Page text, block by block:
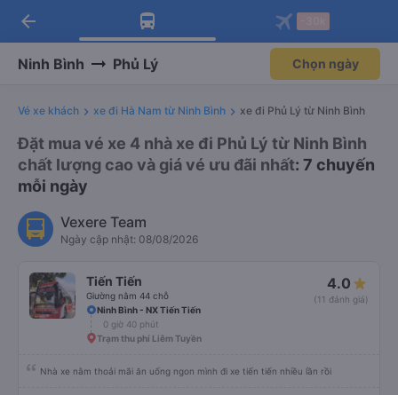
Tải app Vexere ngay!
Nhận ưu đãi thành viên độc
Mở app
Tải app Vexere
-30k/ghế khi đặt vé máy bay qua
Mở app
arrow_back
Ninh Bình Phủ Lý Chọn ngày
Vé xe khách xe đi Hà Nam từ Ninh Bình xe đi Phủ Lý từ Ninh Bình
Đặt mua vé xe 4 nhà xe đi Phủ Lý từ Ninh Bình
chất lượng cao và giá vé ưu đãi nhất: 7 chuyến
mỗi ngày
Vexere Team
Ngày cập nhật: 08/08/2026
Tiến Tiến
Giường nằm 44 chỗ
4.0
(11 đánh giá)
Ninh Bình - NX Tiến Tiến
0 giờ 40 phút
Trạm thu phí Liêm Tuyền
Nhà xe nằm thoải mãi ăn uống ngon mình đi xe tiến tiến nhiều lần rồi